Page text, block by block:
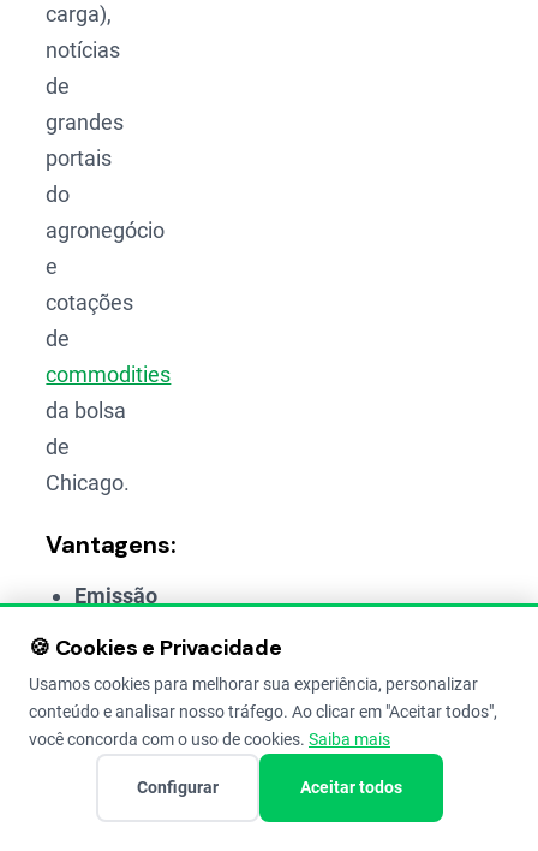
carga),
notícias
de
grandes
portais
do
agronegócio
e
cotações
de
commodities
da bolsa
de
Chicago.
Vantagens:
Emissão
Rápida:
O
processo
de
🍪 Cookies e Privacidade
Usamos cookies para melhorar sua experiência, personalizar
conteúdo e analisar nosso tráfego. Ao clicar em "Aceitar todos",
você concorda com o uso de cookies. Saiba mais
Configurar Aceitar todos